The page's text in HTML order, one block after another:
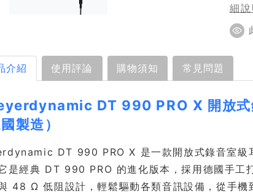
細說
介紹 使用評論 購物須知 常見問題
DT 990 PRO X 開放式
製造）
DT 990 PRO X 是一款開放式錄音室級
是經典 DT 990 PRO 的進化版本，採用德國手
48 Ω 低阻設計，輕鬆驅動各類音訊設備，從手機